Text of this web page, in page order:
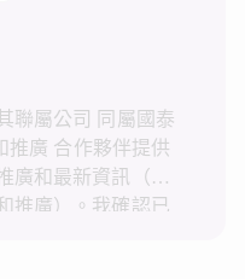
聯屬公司 同屬國泰
推廣 合作夥伴提供
廣和最新資訊（統
推廣）。我確認已